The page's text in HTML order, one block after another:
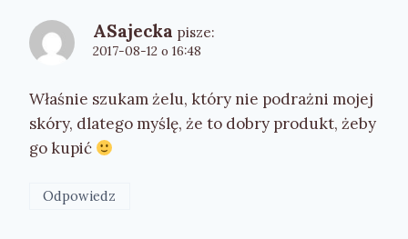
ASajecka pisze:
2017-08-12 o 16:48
Właśnie szukam żelu, który nie podrażni mojej
skóry, dlatego myślę, że to dobry produkt, żeby
go kupić
Odpowiedz